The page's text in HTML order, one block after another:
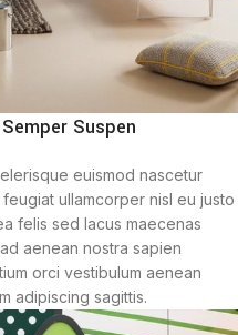
Suspen
euismod nascetur
ullamcorper nisl eu justo
felis sed lacus maecenas
aenean nostra sapien
orci vestibulum aenean
adipiscing sagittis.